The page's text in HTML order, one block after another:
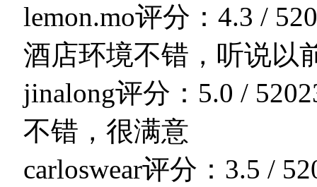
lemon.mo评分：4.3 / 5
酒店环境不错，听说以
jinalong评分：5.0 / 5
不错，很满意
carloswear评分：3.5 / 5